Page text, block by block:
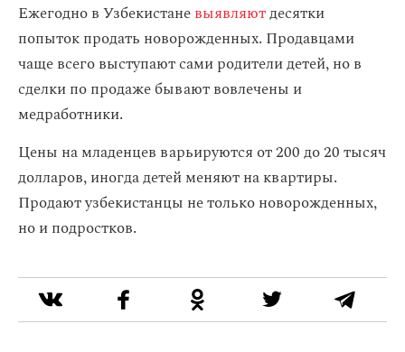
Ежегодно в Узбекистаневыявляютдесятки
попыток продать новорожденных. Продавцами
чаще всего выступают сами родители детей, но в
сделки по продаже бывают вовлечены и
медработники.
Цены на младенцев варьируются от 200 до 20 тысяч
долларов, иногда детей меняют на квартиры.
Продают узбекистанцы не только новорожденных,
но и подростков.